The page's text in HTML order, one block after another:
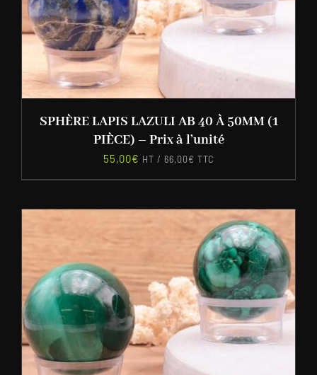
SPHÈRE LAPIS LAZULI AB 40 À 50MM (1
PIÈCE) – Prix à l’unité
55,00€ HT / 66,00€ TTC